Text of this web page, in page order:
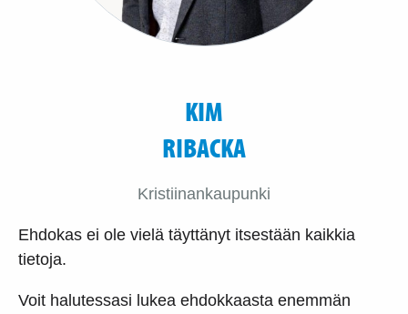
KIM
RIBACKA
Kristiinankaupunki
Ehdokas ei ole vielä täyttänyt itsestään kaikkia
tietoja.
Voit halutessasi lukea ehdokkaasta enemmän